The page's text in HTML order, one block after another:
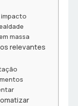
massa
relevantes